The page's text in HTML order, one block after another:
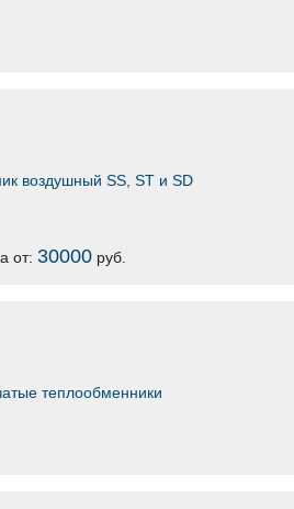
воздушный SS, ST и SD
от: 30000руб.
теплообменники